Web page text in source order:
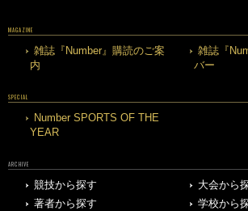
MAGAZINE
雑誌『Number』購読のご案
内
雑誌『
バー
SPECIAL
Number SPORTS OF THE
YEAR
ARCHIVE
競技から探す
大会から
著者から探す
学校から